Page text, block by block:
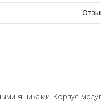
ящиками. Корпус